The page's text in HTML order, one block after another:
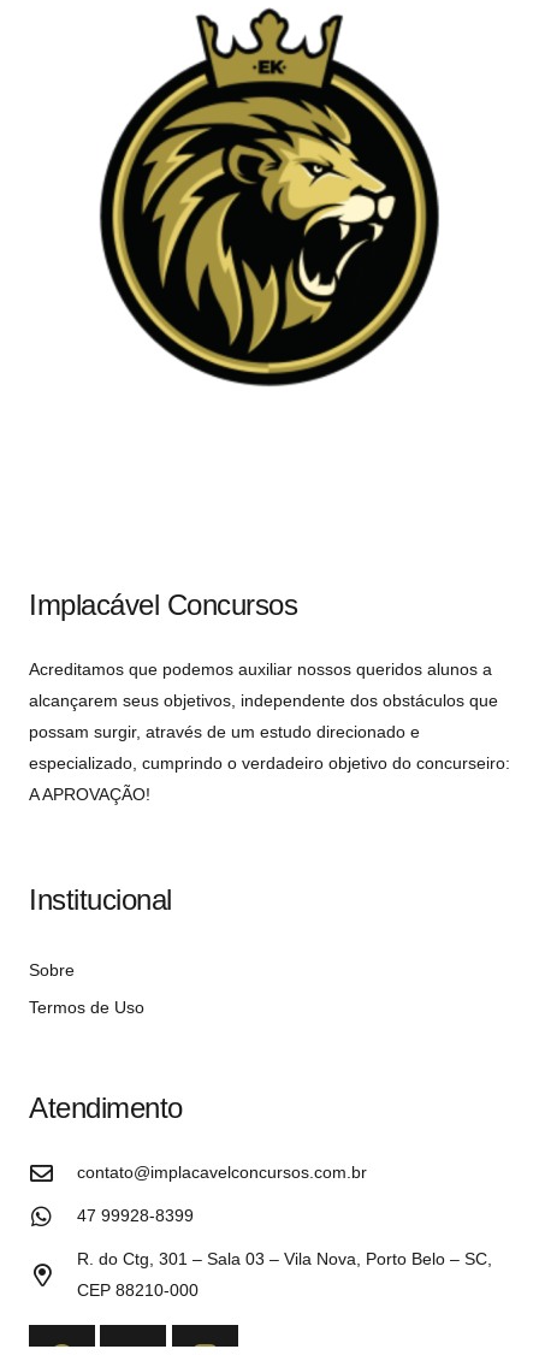
Implacável Concursos
Acreditamos que podemos auxiliar nossos queridos alunos a
alcançarem seus objetivos, independente dos obstáculos que
possam surgir, através de um estudo direcionado e
especializado, cumprindo o verdadeiro objetivo do concurseiro:
A APROVAÇÃO!
Institucional
Sobre
Termos de Uso
Atendimento
contato@implacavelconcursos.com.br
47 99928-8399
R. do Ctg, 301 – Sala 03 – Vila Nova, Porto Belo – SC,
CEP 88210-000